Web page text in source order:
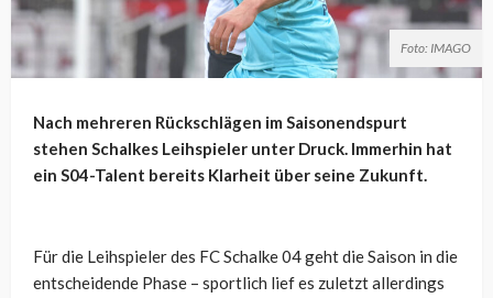
Foto: IMAGO
Nach mehreren Rückschlägen im Saisonendspurt
stehen Schalkes Leihspieler unter Druck. Immerhin hat
ein S04-Talent bereits Klarheit über seine Zukunft.
Für die Leihspieler des FC Schalke 04 geht die Saison in die
entscheidende Phase – sportlich lief es zuletzt allerdings